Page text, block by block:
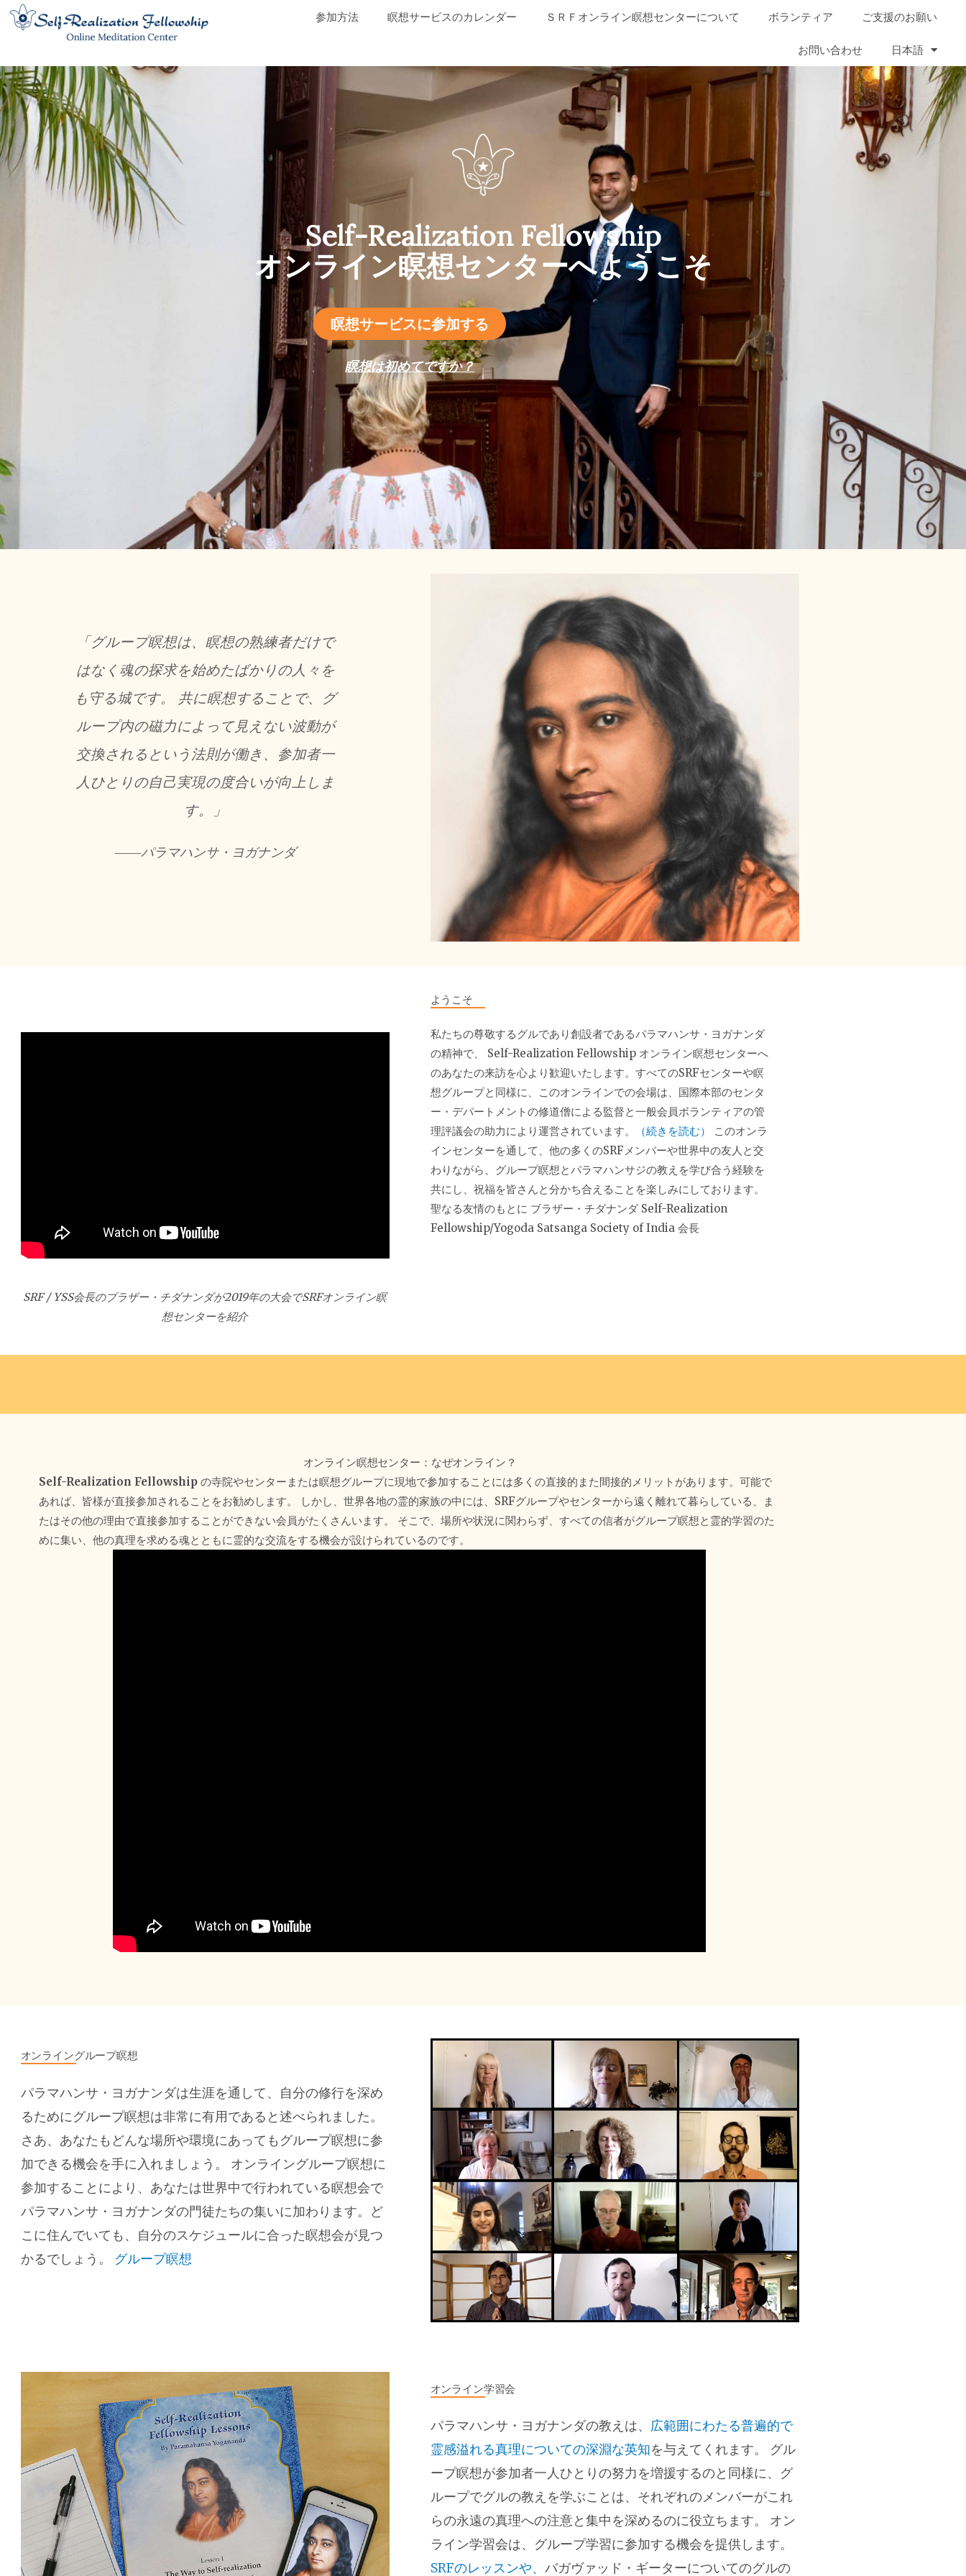
Skip
参加方法 瞑想サービスのカレンダー ＳＲＦオンライン瞑想センターについて ボランティア ご支援のお願い
お問い合わせ 日本語
Self-Realization Fellowship
オンライン瞑想センターへようこそ
瞑想サービスに参加する
瞑想は初めてですか？
「グループ瞑想は、瞑想の熟練者だけで
はなく魂の探求を始めたばかりの人々を
も守る城です。 共に瞑想することで、グ
ループ内の磁力によって見えない波動が
交換されるという法則が働き、参加者一
人ひとりの自己実現の度合いが向上しま
す。」
――パラマハンサ・ヨガナンダ
SRF / YSS会長のブラザー・チダナンダが2019年の大会でSRFオンライン瞑
想センターを紹介
ようこそ
私たちの尊敬するグルであり創設者であるパラマハンサ・ヨガナンダ
の精神で、 Self-Realization Fellowship オンライン瞑想センターへ
のあなたの来訪を心より歓迎いたします。すべてのSRFセンターや瞑
想グループと同様に、このオンラインでの会場は、国際本部のセンタ
ー・デパートメントの修道僧による監督と一般会員ボランティアの管
理評議会の助力により運営されています。
（続きを読む）
このオンラ
インセンターを通して、他の多くのSRFメンバーや世界中の友人と交
わりながら、グループ瞑想とパラマハンサジの教えを学び合う経験を
共にし、祝福を皆さんと分かち合えることを楽しみにしております。
聖なる友情のもとに ブラザー・チダナンダ Self-Realization
Fellowship/Yogoda Satsanga Society of India 会長
オンライン瞑想センター：なぜオンライン？
Self-Realization Fellowship の寺院やセンターまたは瞑想グループに現地で参加することには多くの直接的また間接的メリットがあります。可能で
あれば、皆様が直接参加されることをお勧めします。 しかし、世界各地の霊的家族の中には、SRFグループやセンターから遠く離れて暮らしている、ま
たはその他の理由で直接参加することができない会員がたくさんいます。 そこで、場所や状況に関わらず、すべての信者がグループ瞑想と霊的学習のた
めに集い、他の真理を求める魂とともに霊的な交流をする機会が設けられているのです。
オンライングループ瞑想
パラマハンサ・ヨガナンダは生涯を通して、自分の修行を深め
るためにグループ瞑想は非常に有用であると述べられました。
さあ、あなたもどんな場所や環境にあってもグループ瞑想に参
加できる機会を手に入れましょう。 オンライングループ瞑想に
参加することにより、あなたは世界中で行われている瞑想会で
パラマハンサ・ヨガナンダの門徒たちの集いに加わります。ど
こに住んでいても、自分のスケジュールに合った瞑想会が見つ
かるでしょう。
グループ瞑想
オンライン学習会
パラマハンサ・ヨガナンダの教えは、 広範囲にわたる普遍的で
霊感溢れる真理についての深淵な英知を与えてくれます。 グル
ープ瞑想が参加者一人ひとりの努力を増援するのと同様に、グ
ループでグルの教えを学ぶことは、それぞれのメンバーがこれ
らの永遠の真理への注意と集中を深めるのに役立ちます。 オン
ライン学習会は、グループ学習に参加する機会を提供します。
SRFのレッスンや、 バガヴァッド・ギーターについてのグルの